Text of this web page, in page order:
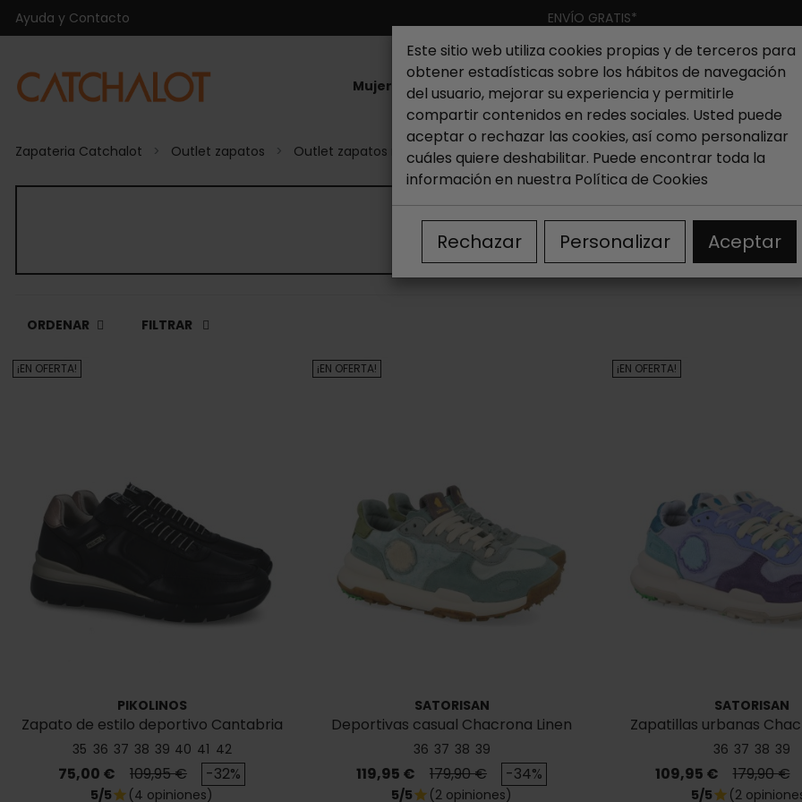
Ayuda y Contacto ENVÍO GRATIS*
Mujer Hombre Niño Nueva colección Outlet Marcas
Zapateria Catchalot Outlet zapatos Outlet zapatos mujer Outlet Zapatillas mujer Outlet Zapatillas
OUTLET ZAPATILLAS SNEAKERS DE MUJER
ORDENAR FILTRAR
PIKOLINOS
Zapato de estilo deportivo Cantabria
W4R-6731
35 36 37 38 39 40 41 42
Precio
75,00 € Precio base
109,95 € -32%
¡EN OFERTA!
5/5star (4 opiniones)
SATORISAN
Deportivas casual Chacrona Linen
36 37 38 39
Precio
119,95 € Precio base
179,90 € -34%
¡EN OFERTA!
5/5star (2 opiniones)
SATORISAN
Zapatillas urbanas
36 37 38 39
Precio
109,95 € Precio
179,90 €
¡EN OFERTA!
5/5star (2
Este sitio web utiliza cookies propias y de terceros para
obtener estadísticas sobre los hábitos de navegación
del usuario, mejorar su experiencia y permitirle
compartir contenidos en redes sociales. Usted puede
aceptar o rechazar las cookies, así como personalizar
cuáles quiere deshabilitar. Puede encontrar toda la
información en nuestra Política de Cookies
Rechazar Personalizar Aceptar